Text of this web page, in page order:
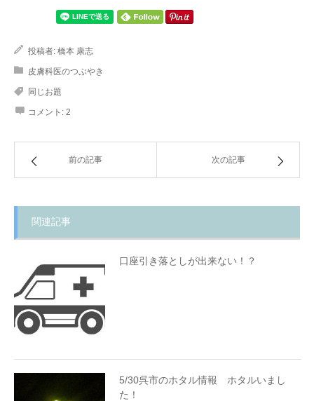
投稿者: 橋本 康志
皮膚科医のつぶやき
同じお題
コメント: 2
前の記事 次の記事
関連記事
口座引き落としが出来ない！？
5/30呉市のホタル情報 ホタルいまし
た！